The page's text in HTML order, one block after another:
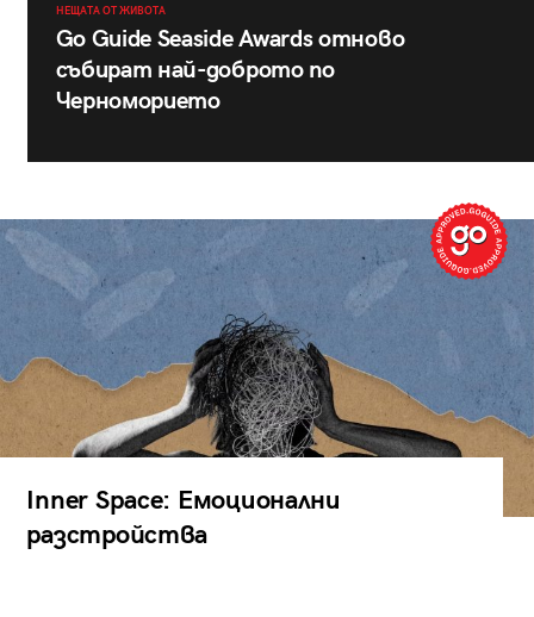
НЕЩАТА ОТ ЖИВОТА
Go Guide Seaside Awards отново
събират най-доброто по
Черноморието
Inner Space: Емоционални
разстройства